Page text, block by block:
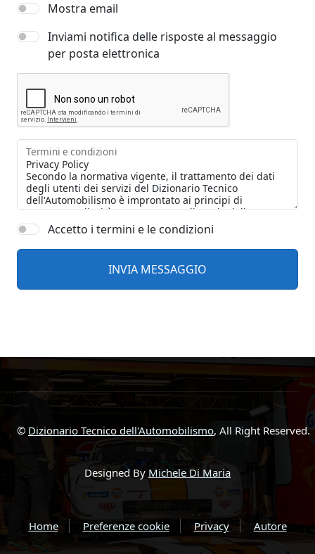
Mostra email
Inviami notifica delle risposte al messaggio
per posta elettronica
Termini e condizioni
Accetto i termini e le condizioni
© Dizionario Tecnico dell'Automobilismo, All Right Reserved.
Designed By Michele Di Maria
Home Preferenze cookie Privacy Autore